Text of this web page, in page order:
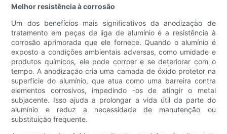
Melhor resistência à corrosão
Um dos benefícios mais significativos da anodização de
tratamento em peças de liga de alumínio é a resistência à
corrosão aprimorada que ele fornece. Quando o alumínio é
exposto a condições ambientais adversas, como umidade e
produtos químicos, ele pode corroer e se deteriorar com o
tempo. A anodização cria uma camada de óxido protetor na
superfície do alumínio, que atua como uma barreira contra
elementos corrosivos, impedindo -os de atingir o metal
subjacente. Isso ajuda a prolongar a vida útil da parte do
alumínio e reduz a necessidade de manutenção ou
substituição frequente.